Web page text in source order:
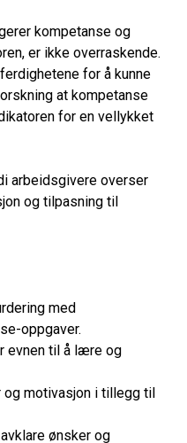
kompetanse og
er ikke overraskende.
for å kunne
at kompetanse
for en vellykket
arbeidsgivere overser
og tilpasning til
med
oppgaver.
evnen til å lære og
og motivasjon i tillegg til
ønsker og